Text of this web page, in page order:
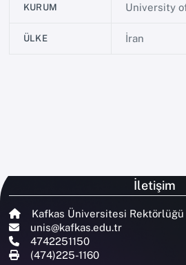
KURUM University
ÜLKE İran
İletişim
Kafkas Üniversitesi Rektörlüğü
unis@kafkas.edu.tr
4742251150
(474)225-1160